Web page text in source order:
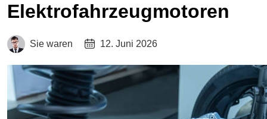
Elektrofahrzeugmotoren
Sie waren 12. Juni 2026